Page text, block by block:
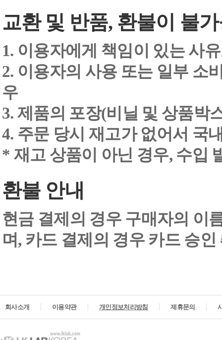
교환 및 반품, 환불이 불
1. 이용자에게 책임이 있는 사
2. 이용자의 사용 또는 일부 소
우
3. 제품의 포장(비닐 및 상품박
4. 주문 당시 재고가 없어서 국
* 재고 상품이 아닌 경우, 수입
환불 안내
현금 결제의 경우 구매자의 이
며, 카드 결제의 경우 카드 승
회사소개 이용약관 개인정보처리방침 제휴문의